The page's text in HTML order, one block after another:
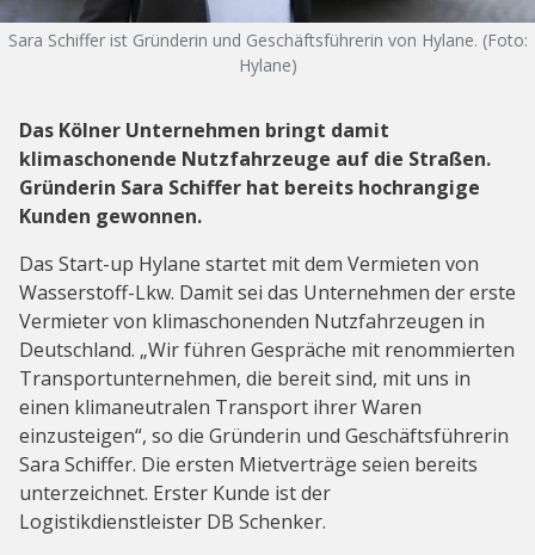
Sara Schiffer ist Gründerin und Geschäftsführerin von Hylane. (Foto:
Hylane)
Das Kölner Unternehmen bringt damit
klimaschonende Nutzfahrzeuge auf die Straßen.
Gründerin Sara Schiffer hat bereits hochrangige
Kunden gewonnen.
Das Start-up Hylane startet mit dem Vermieten von
Wasserstoff-Lkw. Damit sei das Unternehmen der erste
Vermieter von klimaschonenden Nutzfahrzeugen in
Deutschland. „Wir führen Gespräche mit renommierten
Transportunternehmen, die bereit sind, mit uns in
einen klimaneutralen Transport ihrer Waren
einzusteigen“, so die Gründerin und Geschäftsführerin
Sara Schiffer. Die ersten Mietverträge seien bereits
unterzeichnet. Erster Kunde ist der
Logistikdienstleister DB Schenker.